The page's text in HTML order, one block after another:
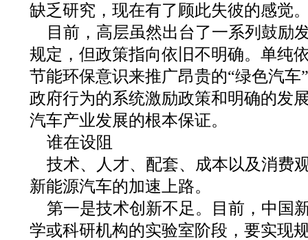
缺乏研究，现在有了顾此失彼的感觉
目前，高层虽然出台了一系列鼓励
规定，但政策指向依旧不明确。单纯
节能环保意识来推广昂贵的“绿色汽
政府行为的系统激励政策和明确的发
汽车产业发展的根本保证。
谁在设阻
技术、人才、配套、成本以及消费
新能源汽车的加速上路。
第一是技术创新不足。目前，中国
学或科研机构的实验室阶段，要实现